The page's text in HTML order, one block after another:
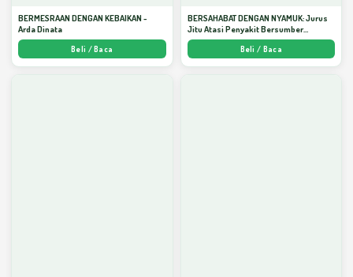
BERMESRAAN DENGAN KEBAIKAN -
Arda Dinata
Beli / Baca
BERSAHABAT DENGAN NYAMUK: Jurus
Jitu Atasi Penyakit Bersumber
Nyamuk - Arda Dinata
Beli / Baca